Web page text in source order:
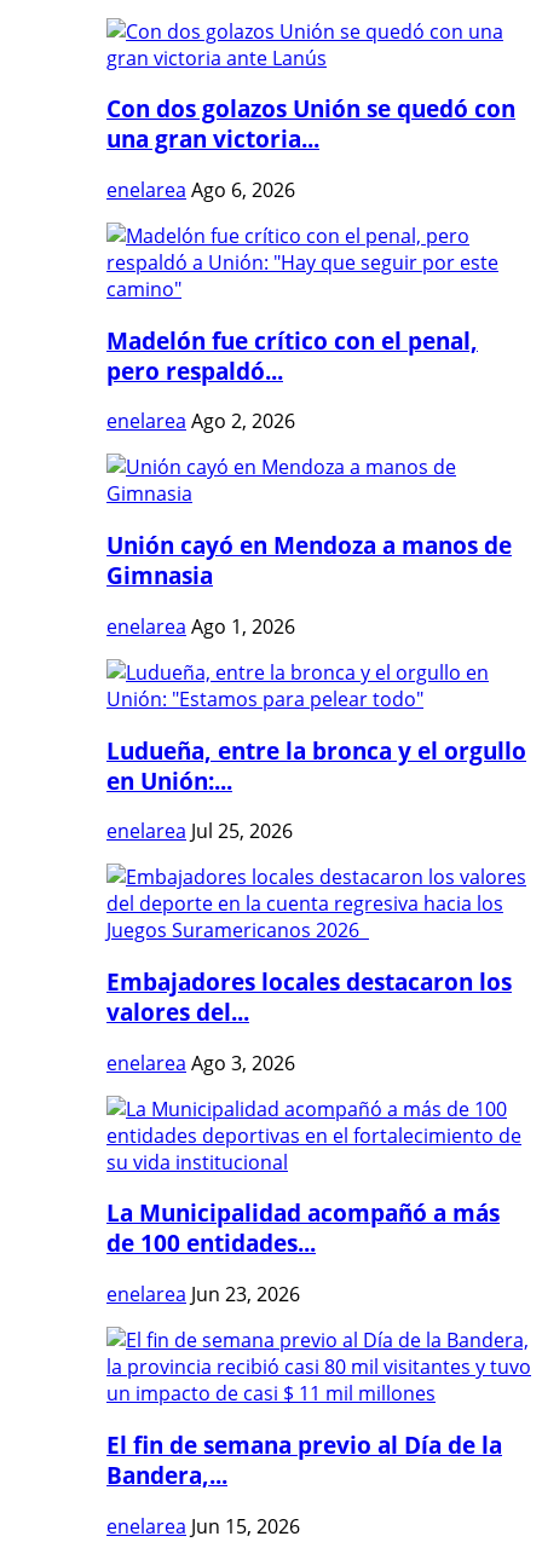
Con dos golazos Unión se quedó con
una gran victoria...
enelarea Ago 6, 2026
Madelón fue crítico con el penal,
pero respaldó...
enelarea Ago 2, 2026
Unión cayó en Mendoza a manos de
Gimnasia
enelarea Ago 1, 2026
Ludueña, entre la bronca y el orgullo
en Unión:...
enelarea Jul 25, 2026
Embajadores locales destacaron los
valores del...
enelarea Ago 3, 2026
La Municipalidad acompañó a más
de 100 entidades...
enelarea Jun 23, 2026
El fin de semana previo al Día de la
Bandera,...
enelarea Jun 15, 2026